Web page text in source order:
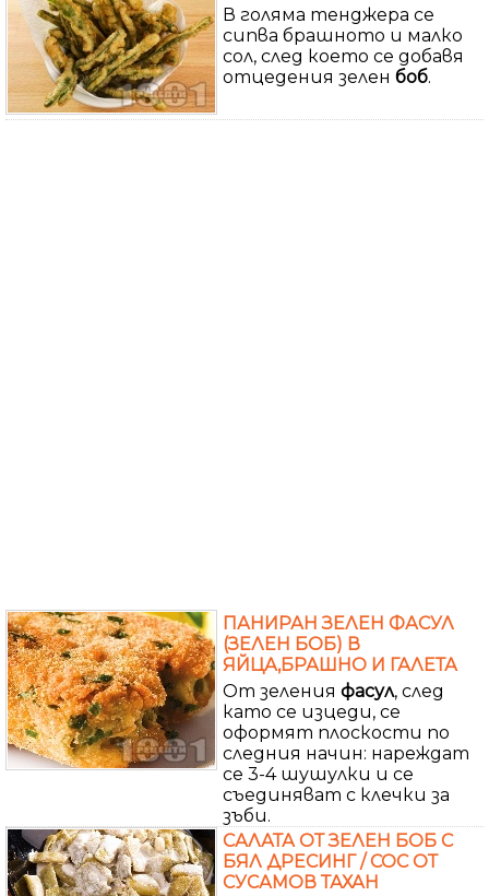
В голяма тенджера се
сипва брашното и малко
сол, след което се добавя
отцедения зелен боб.
ПАНИРАН ЗЕЛЕН ФАСУЛ
(ЗЕЛЕН БОБ) В
ЯЙЦА,БРАШНО И ГАЛЕТА
От зеления фасул, след
като се изцеди, се
оформят плоскости по
следния начин: нареждат
се 3-4 шушулки и се
съединяват с клечки за
зъби.
САЛАТА ОТ ЗЕЛЕН БОБ С
БЯЛ ДРЕСИНГ / СОС ОТ
СУСАМОВ ТАХАН